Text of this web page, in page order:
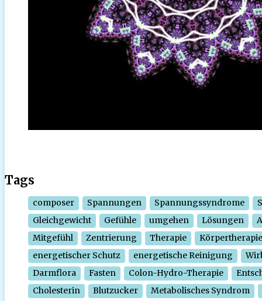
Tags
composer Spannungen Spannungssyndrome
Gleichgewicht
Gefühle umgehen Lösungen
Mitgefühl
Zentrierung Therapie
Körpertherapie
energetischer Schutz
energetische Reinigung
Darmflora
Fasten Colon-Hydro-Therapie
Cholesterin
Blutzucker
Metabolisches Syndrom